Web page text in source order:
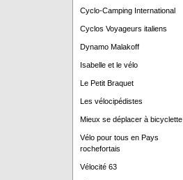
Cyclo-Camping International
Cyclos Voyageurs italiens
Dynamo Malakoff
Isabelle et le vélo
Le Petit Braquet
Les vélocipédistes
Mieux se déplacer à bicyclette
Vélo pour tous en Pays
rochefortais
Vélocité 63